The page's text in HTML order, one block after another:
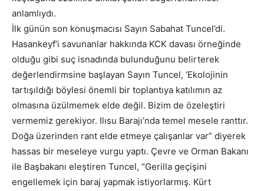
anlamlıydı.
İlk günün son konuşmacısı Sayın Sabahat Tuncel’di.
Hasankeyf’i savunanlar hakkında KCK davası örneğinde
olduğu gibi suç isnadında bulunduğunu belirterek
değerlendirmsine başlayan Sayın Tuncel, ‘Ekolojinin
tartışıldığı böylesi önemli bir toplantıya katılımın az
olmasına üzülmemek elde değil. Bizim de özeleştiri
vermemiz gerekiyor. Ilısu Barajı’nda temel mesele ranttır.
Doğa üzerinden rant elde etmeye çalışanlar var” diyerek
hassas bir meseleye vurgu yaptı. Çevre ve Orman Bakanı
ile Başbakanı eleştiren Tuncel, “Gerilla geçişini
engellemek için baraj yapmak istiyorlarmış. Kürt